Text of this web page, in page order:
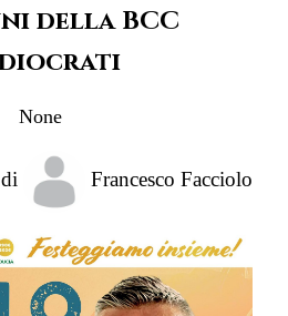
della BCC
None
di Francesco Facciolo